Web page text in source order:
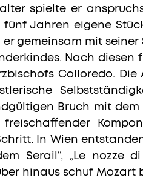
spielte er
Jahren eigene
gemeinsam mit
Nach
Colloredo.
Bruch mit
In Wien
Serail“, „Le nozze
hinaus schuf Mozart